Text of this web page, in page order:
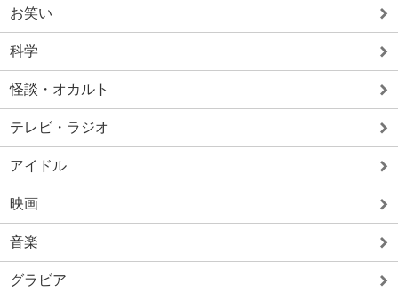
お笑い
科学
怪談・オカルト
テレビ・ラジオ
アイドル
映画
音楽
グラビア